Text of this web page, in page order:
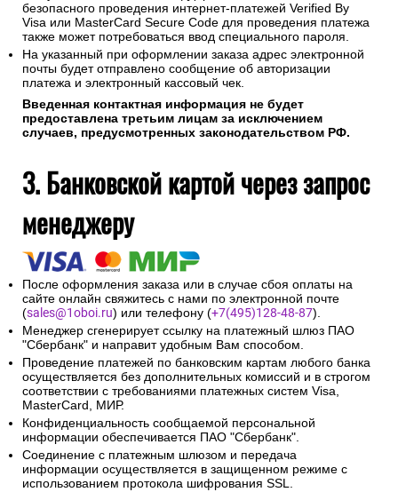
безопасного проведения интернет-платежей Verified By
Visa или MasterCard Secure Code для проведения платежа
также может потребоваться ввод специального пароля.
На указанный при оформлении заказа адрес электронной
почты будет отправлено сообщение об авторизации
платежа и электронный кассовый чек.
Введенная контактная информация не будет
предоставлена третьим лицам за исключением
случаев, предусмотренных законодательством РФ.
3. Банковской картой через запрос
менеджеру
После оформления заказа или в случае сбоя оплаты на
сайте онлайн свяжитесь с нами по электронной почте
(sales@1oboi.ru) или телефону (+7(495)128-48-87).
Менеджер сгенерирует ссылку на платежный шлюз ПАО
"Сбербанк" и направит удобным Вам способом.
Проведение платежей по банковским картам любого банка
осуществляется без дополнительных комиссий и в строгом
соответствии с требованиями платежных систем Visa,
MasterCard, МИР.
Конфиденциальность сообщаемой персональной
информации обеспечивается ПАО "Сбербанк".
Соединение с платежным шлюзом и передача
информации осуществляется в защищенном режиме с
использованием протокола шифрования SSL.